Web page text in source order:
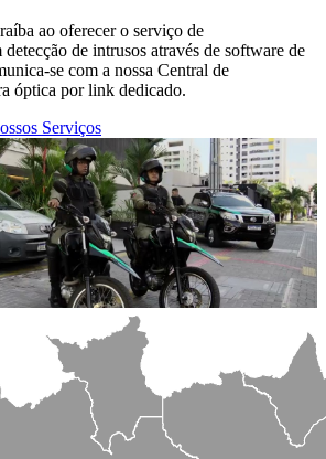
ao oferecer o serviço de
de intrusos através de software de
se com a nossa Central de
óptica por link dedicado.
Serviços